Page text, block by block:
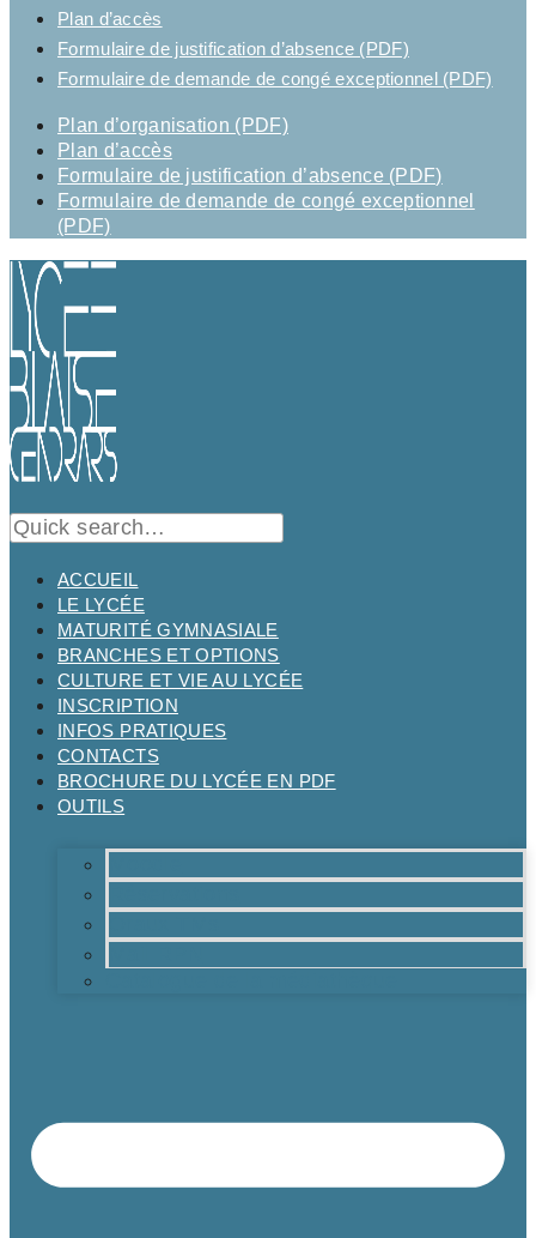
Plan d’accès
Formulaire de justification d’absence (PDF)
Formulaire de demande de congé exceptionnel (PDF)
Plan d’organisation (PDF)
Plan d’accès
Formulaire de justification d’absence (PDF)
Formulaire de demande de congé exceptionnel
(PDF)
ACCUEIL
LE LYCÉE
MATURITÉ GYMNASIALE
BRANCHES ET OPTIONS
CULTURE ET VIE AU LYCÉE
INSCRIPTION
INFOS PRATIQUES
CONTACTS
BROCHURE DU LYCÉE EN PDF
OUTILS